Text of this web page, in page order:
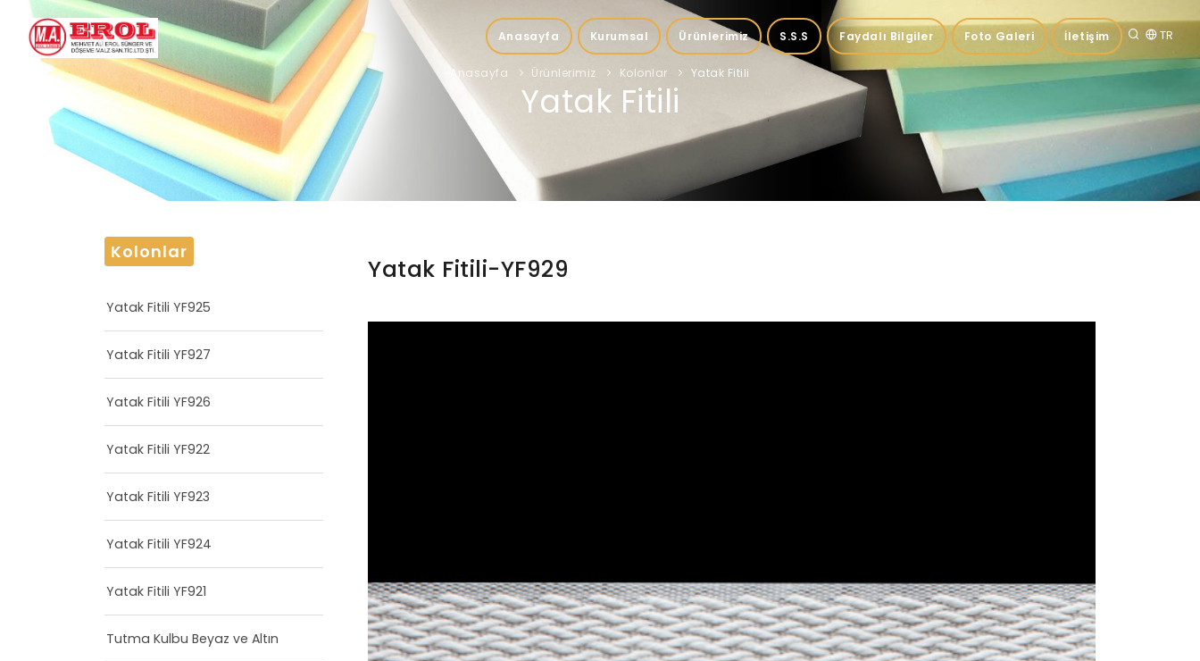
TR
Anasayfa Kurumsal Ürünlerimiz S.S.S Faydalı Bilgiler Foto Galeri İletişim
Anasayfa Ürünlerimiz Kolonlar Yatak Fitili
Yatak Fitili
Yatak Fitili-YF929
Kolonlar
Yatak Fitili YF925
Yatak Fitili YF927
Yatak Fitili YF926
Yatak Fitili YF922
Yatak Fitili YF923
Yatak Fitili YF924
Yatak Fitili YF921
Tutma Kulbu Beyaz ve Altın